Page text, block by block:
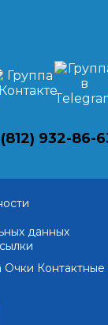
932-86-
данных
Очки Контактные